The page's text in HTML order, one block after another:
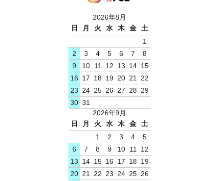
2026年8月
日
月 火 水 木 金
土
1
2
3 4 5 6 7
8
9
10 11 12 13 14 15
16
17 18 19 20 21
22
23
24 25 26 27 28
29
30 31
2026年9月
日
月 火 水 木 金
土
1
2 3 4
5
6
7 8 9 10 11
12
13
14 15 16 17 18
19
20 21 22 23 24 25 26